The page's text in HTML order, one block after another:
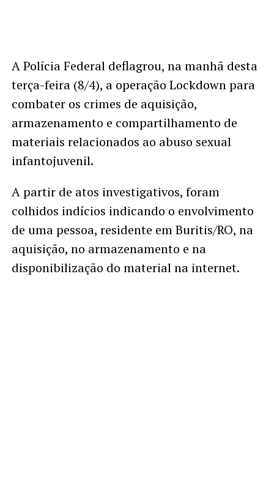
A Polícia Federal deflagrou, na manhã desta
terça-feira (8/4), a operação Lockdown para
combater os crimes de aquisição,
armazenamento e compartilhamento de
materiais relacionados ao abuso sexual
infantojuvenil.
A partir de atos investigativos, foram
colhidos indícios indicando o envolvimento
de uma pessoa, residente em Buritis/RO, na
aquisição, no armazenamento e na
disponibilização do material na internet.